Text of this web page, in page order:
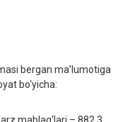
bergan ma’lumotiga
bo‘yicha: